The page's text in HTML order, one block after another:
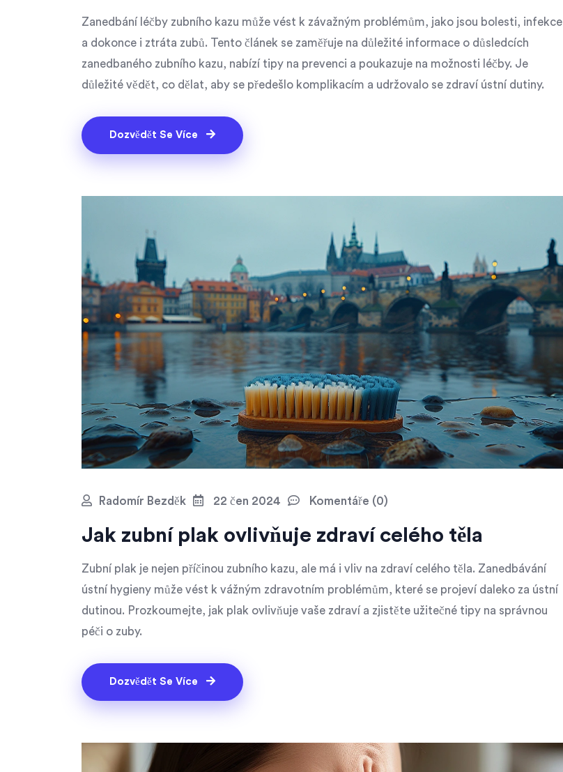
Zanedbání léčby zubního kazu může vést k závažným problémům, jako jsou bolesti, infekce
a dokonce i ztráta zubů. Tento článek se zaměřuje na důležité informace o důsledcích
zanedbaného zubního kazu, nabízí tipy na prevenci a poukazuje na možnosti léčby. Je
důležité vědět, co dělat, aby se předešlo komplikacím a udržovalo se zdraví ústní dutiny.
Dozvědět Se Více
Radomír Bezděk 22 čen 2024 Komentáře (0)
Jak zubní plak ovlivňuje zdraví celého těla
Zubní plak je nejen příčinou zubního kazu, ale má i vliv na zdraví celého těla. Zanedbávání
ústní hygieny může vést k vážným zdravotním problémům, které se projeví daleko za ústní
dutinou. Prozkoumejte, jak plak ovlivňuje vaše zdraví a zjistěte užitečné tipy na správnou
péči o zuby.
Dozvědět Se Více